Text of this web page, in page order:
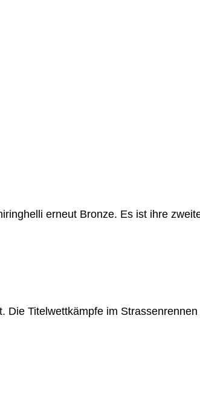
erneut Bronze. Es ist ihre
Die Titelwettkämpfe im Strassenrennen